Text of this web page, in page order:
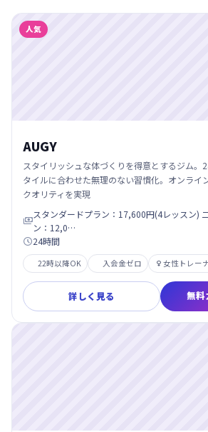
人気
AUGY
スタイリッシュな体づくりを得意とするジム。
タイルに合わせた無理のない習慣化。オンライ
クオリティを実現

スタンダードプラン：17,600円(4レッスン)
ン：12,0…
24時間
22時以降OK 入会金ゼロ  女性トレー
詳しく見る 無料